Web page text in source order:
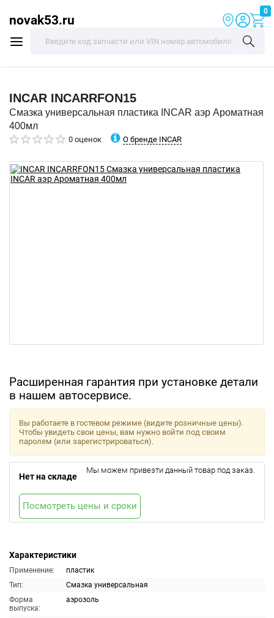
novak53.ru
0
INCAR INCARRFON15
Смазка универсальная пластика INCAR аэр Ароматная
400мл
0 оценок О бренде INCAR
Расширенная гарантия при установке детали
в нашем автосервисе.
Характеристики
Применение:
пластик
Тип:
Смазка универсальная
Форма
выпуска:
аэрозоль
Вы работаете в гостевом режиме (видите розничные цены).
Чтобы увидеть свои цены, вам нужно войти под своим
паролем (или зарегистрироваться).
Нет на складе
Мы можем привезти данный товар под заказ.
Посмотреть цены и сроки